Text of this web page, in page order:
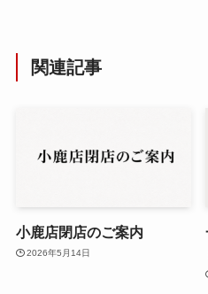
関連記事
小鹿店閉店のご案内
2026年5月14日